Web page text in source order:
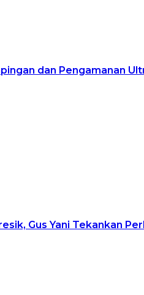
dan Pengamanan
Gus Yani Tekankan